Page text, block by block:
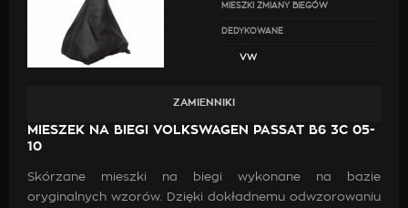
MIESZKI ZMIANY BIEGÓW
DEDYKOWANE
VW
ZAMIENNIKI
MIESZEK NA BIEGI VOLKSWAGEN PASSAT B6 3C 05-
10
Skórzane mieszki na biegi wykonane na bazie
oryginalnych wzorów. Dzięki dokładnemu odwzorowaniu